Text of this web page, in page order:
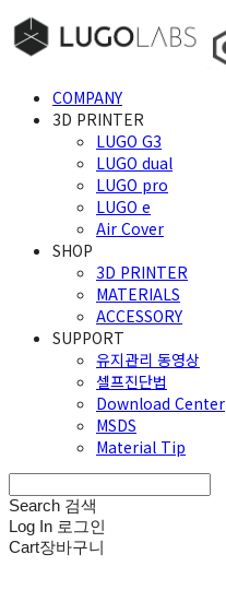
COMPANY
3D PRINTER
LUGO G3
LUGO dual
LUGO pro
LUGO e
Air Cover
SHOP
3D PRINTER
MATERIALS
ACCESSORY
SUPPORT
유지관리 동영상
셀프진단법
Download Center
MSDS
Material Tip
Search 검색
Log In 로그인
Cart장바구니